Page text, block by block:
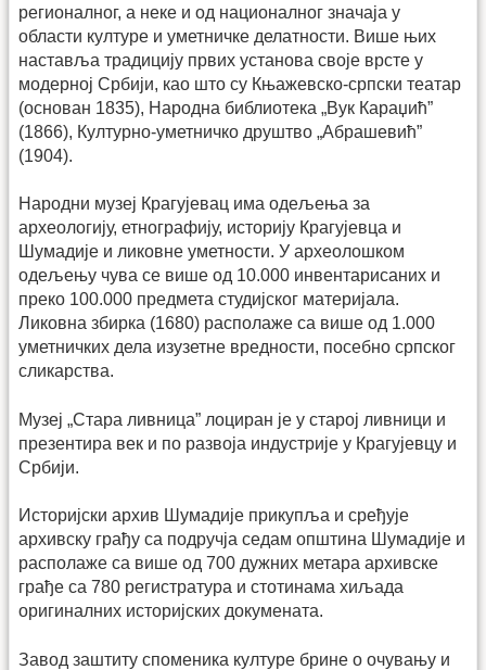
регионалног, а неке и од националног значаја у
области културе и уметничке делатности. Више њих
наставља традицију првих установа своје врсте у
модерној Србији, као што су Књажевско-српски театар
(основан 1835), Народна библиотека „Вук Караџић”
(1866), Културно-уметничко друштво „Абрашевић”
(1904).
Народни музеј Крагујевац има одељења за
археологију, етнографију, историју Крагујевца и
Шумадије и ликовне уметности. У археолошком
одељењу чува се више од 10.000 инвентарисаних и
преко 100.000 предмета студијског материјала.
Ликовна збирка (1680) располаже са више од 1.000
уметничких дела изузетне вредности, посебно српског
сликарства.
Музеј „Стара ливница” лоциран је у старој ливници и
презентира век и по развоја индустрије у Крагујевцу и
Србији.
Историјски архив Шумадије прикупља и сређује
архивску грађу са подручја седам општина Шумадије и
располаже са више од 700 дужних метара архивске
грађе са 780 регистратура и стотинама хиљада
оригиналних историјских докумената.
Завод заштиту споменика културе брине о очувању и